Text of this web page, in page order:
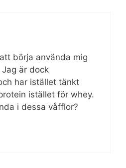
börja använda mig
är dock
har istället tänkt
istället för whey.
i dessa våfflor?